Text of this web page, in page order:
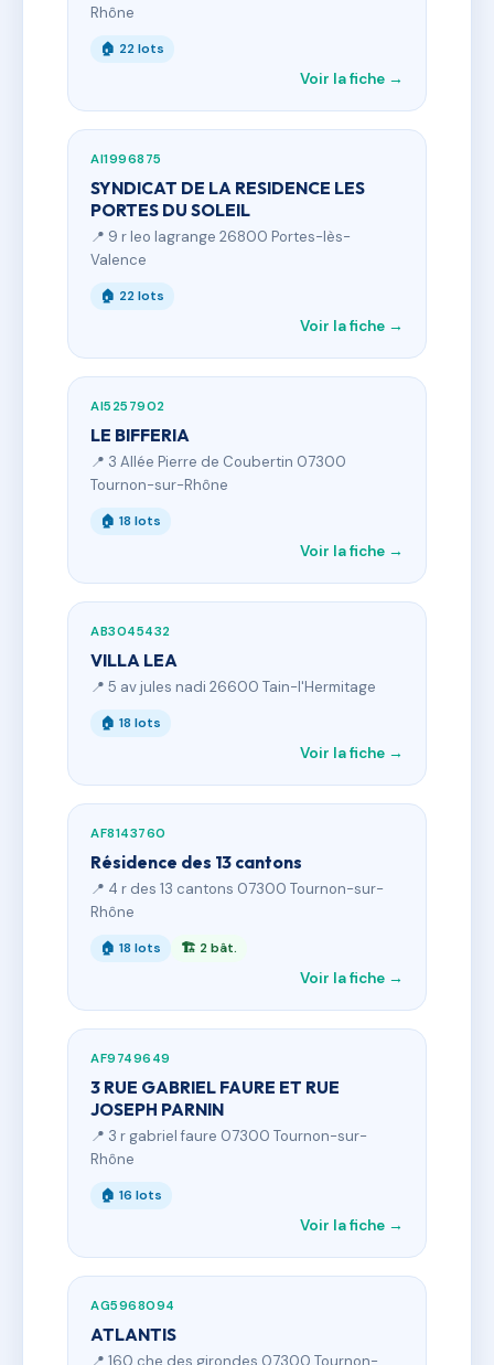
Rhône
🏠 22 lots
Voir la fiche →
AI1996875
SYNDICAT DE LA RESIDENCE LES
PORTES DU SOLEIL
📍 9 r leo lagrange 26800 Portes-lès-
Valence
🏠 22 lots
Voir la fiche →
AI5257902
LE BIFFERIA
📍 3 Allée Pierre de Coubertin 07300
Tournon-sur-Rhône
🏠 18 lots
Voir la fiche →
AB3045432
VILLA LEA
📍 5 av jules nadi 26600 Tain-l'Hermitage
🏠 18 lots
Voir la fiche →
AF8143760
Résidence des 13 cantons
📍 4 r des 13 cantons 07300 Tournon-sur-
Rhône
🏠 18 lots 🏗 2 bât.
Voir la fiche →
AF9749649
3 RUE GABRIEL FAURE ET RUE
JOSEPH PARNIN
📍 3 r gabriel faure 07300 Tournon-sur-
Rhône
🏠 16 lots
Voir la fiche →
AG5968094
ATLANTIS
📍 160 che des girondes 07300 Tournon-